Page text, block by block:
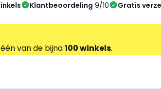
Klantbeoordeling 9/10 Gratis
van de bijna100 winkels.